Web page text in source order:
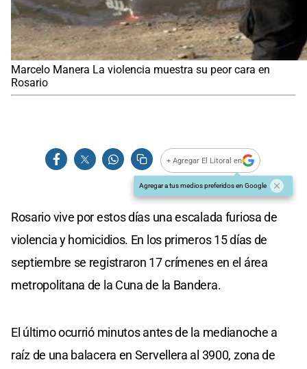
Marcelo Manera La violencia muestra su peor cara en
Rosario
+ Agregar El Litoral en
Agregar a tus medios preferidos en Google
Rosario vive por estos días una escalada furiosa de
violencia y homicidios. En los primeros 15 días de
septiembre se registraron 17 crímenes en el área
metropolitana de la Cuna de la Bandera.
El último ocurrió minutos antes de la medianoche a
raíz de una balacera en Servellera al 3900, zona de